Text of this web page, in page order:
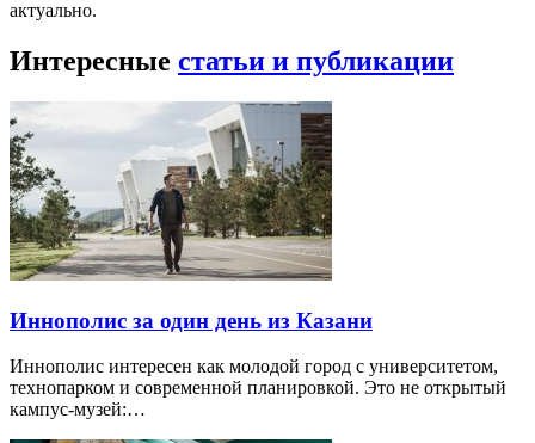
актуально.
Интересные статьи и публикации
Иннополис за один день из Казани
Иннополис интересен как молодой город с университетом,
технопарком и современной планировкой. Это не открытый
кампус-музей:…